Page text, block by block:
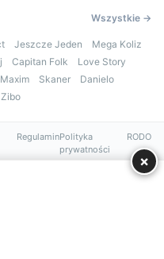
Wszystkie →
Jeszcze Jeden
Mega Koliz
Capitan Folk
Love Story
Maxim Skaner
Danielo
Zibo
RegulaminPolityka
prywatności
RODO
×